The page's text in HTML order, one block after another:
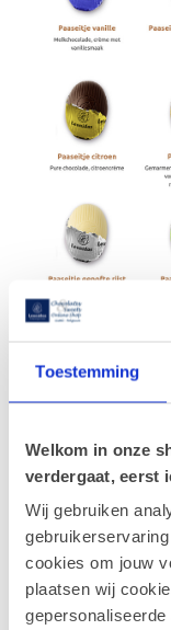
Toestemming
Welkom in onze
verdergaat, eerst
Wij gebruiken
cookies om jouw
plaatsen wij
30-05-2026
Onze
sterspelers!
28-04-2026
Zonnige